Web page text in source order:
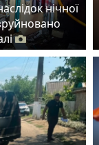
нічної